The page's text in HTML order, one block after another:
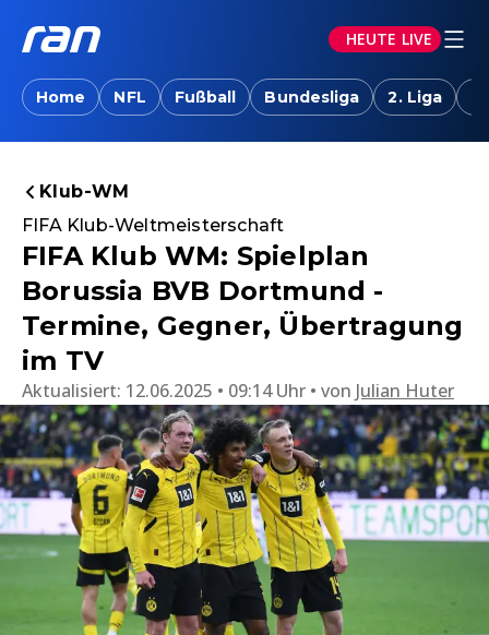
HEUTE LIVE
Home NFL Fußball Bundesliga 2. Liga
Klub-WM
FIFA Klub-Weltmeisterschaft
FIFA Klub WM: Spielplan
Borussia BVB Dortmund -
Termine, Gegner, Übertragung
im TV
Aktualisiert: 12.06.2025 • 09:14 Uhr von Julian Huter